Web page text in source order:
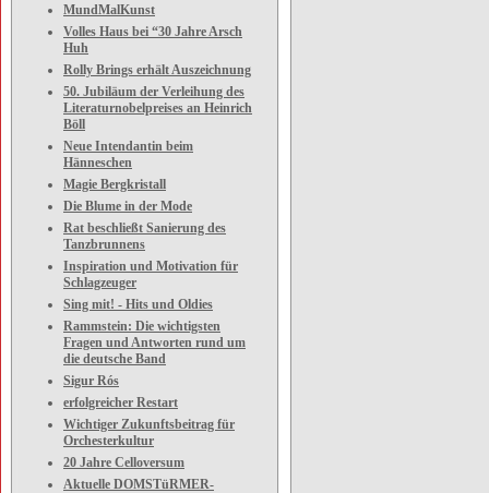
MundMalKunst
Volles Haus bei “30 Jahre Arsch
Huh
Rolly Brings erhält Auszeichnung
50. Jubiläum der Verleihung des
Literaturnobelpreises an Heinrich
Böll
Neue Intendantin beim
Hänneschen
Magie Bergkristall
Die Blume in der Mode
Rat beschließt Sanierung des
Tanzbrunnens
Inspiration und Motivation für
Schlagzeuger
Sing mit! - Hits und Oldies
Rammstein: Die wichtigsten
Fragen und Antworten rund um
die deutsche Band
Sigur Rós
erfolgreicher Restart
Wichtiger Zukunftsbeitrag für
Orchesterkultur
20 Jahre Celloversum
Aktuelle DOMSTüRMER-